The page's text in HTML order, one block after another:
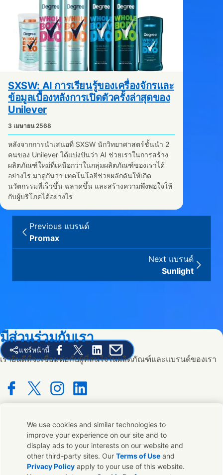
SXSW: AI การเรียนรู้ของเครื่องจักรและ
ข้อมูลเบื้องหลังการเปิดตัวครั้งล่าสุดของ
Unilever
3 เมษายน 2568
หลังจากการนำเสนอที่ SXSW นักวิทยาศาสตร์ชั้นนำ 2
คนของ Unilever ได้แบ่งปันว่า AI ช่วยเราในการสร้าง
ผลิตภัณฑ์ใหม่ที่เหนือกว่าในกลุ่มผลิตภัณฑ์ของเราได้
อย่างไร มาดูกันว่า เทคโนโลยีช่วยผลักดันให้เกิด
นวัตกรรมที่เร็วขึ้น ฉลาดขึ้น และสร้างความพึงพอใจให้
กับผู้บริโภคได้อย่างไร
Previous แบรนด์
Promax
Next แบรนด์
Sunlight
แชร์หน้านี้
Share this page on Facebook
Share this page on X
Share this page on Linked In
Share this page on E-mail
มีส่วนร่วมกับเรา
เรายินดีที่จะเชื่อมต่อกับผู้ที่สนใจในผลิตภัณฑ์และแบรนด์ของเรา
ติดต่อเรา
ติดต่อทีมผู้เชี่ยวชาญและ Unilever หรือค้นหาที่ติดต่อทั่วโลก
We use cookies and similar technologies to
improve your experience on our site and to
display ads to your interests on our website and
other third-party sites. OurTerms of Use and
Privacy Policy apply to your use of this website.